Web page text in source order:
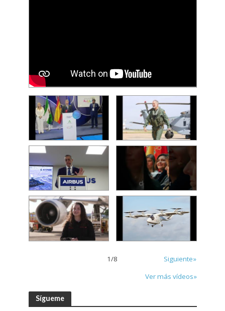
1/8
Siguiente»
Ver más vídeos»
Sígueme